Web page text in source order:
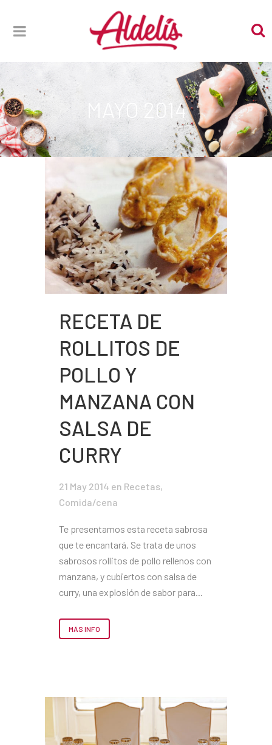
MAYO 2014
RECETA DE
ROLLITOS DE
POLLO Y
MANZANA CON
SALSA DE
CURRY
21 May 2014 en Recetas,
Comida/cena
Te presentamos esta receta sabrosa
que te encantará. Se trata de unos
sabrosos rollitos de pollo rellenos con
manzana, y cubiertos con salsa de
curry, una explosión de sabor para...
MÁS INFO